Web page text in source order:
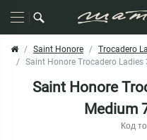
Saint Honore Trocadero
Saint Honore Trocadero
Saint Honore
Medium
Код